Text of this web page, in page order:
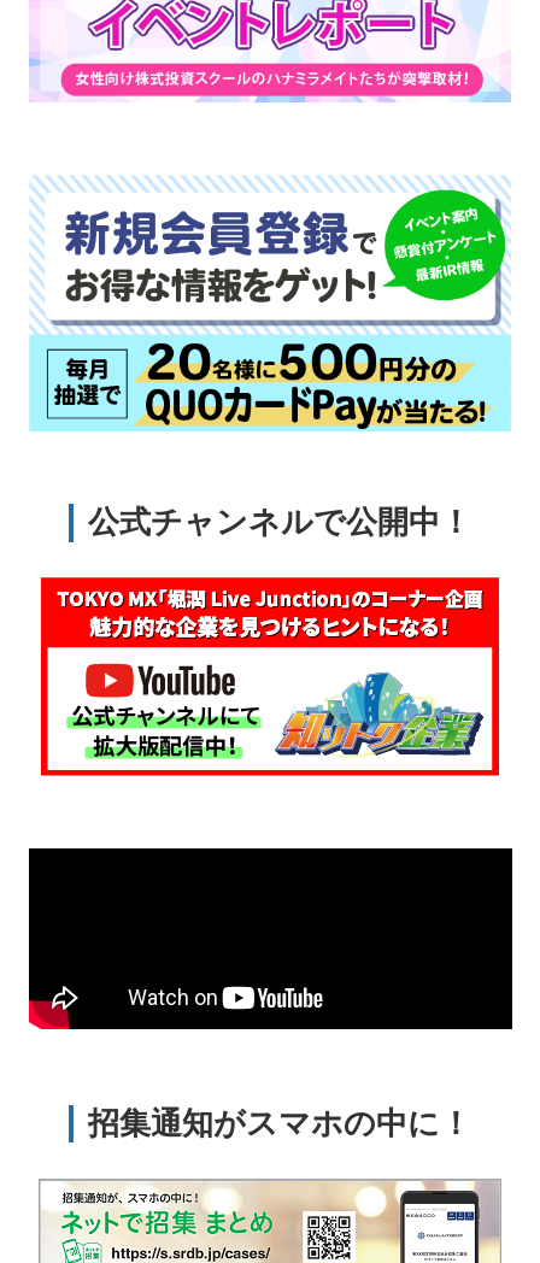
公式チャンネルで公開中！
招集通知がスマホの中に！